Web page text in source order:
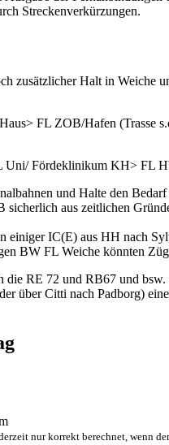
Streckenverkürzungen.
zusätzlicher Halt in Weiche
FL ZOB/Hafen (Trasse
Fördeklinikum KH> FL
und Halte den
aus zeitlichen
einiger IC(E) aus HH nach
BW FL Weiche könnten
RE 72 und RB67 und
über Citti nach Padborg)
nur korrekt berechnet, wenn